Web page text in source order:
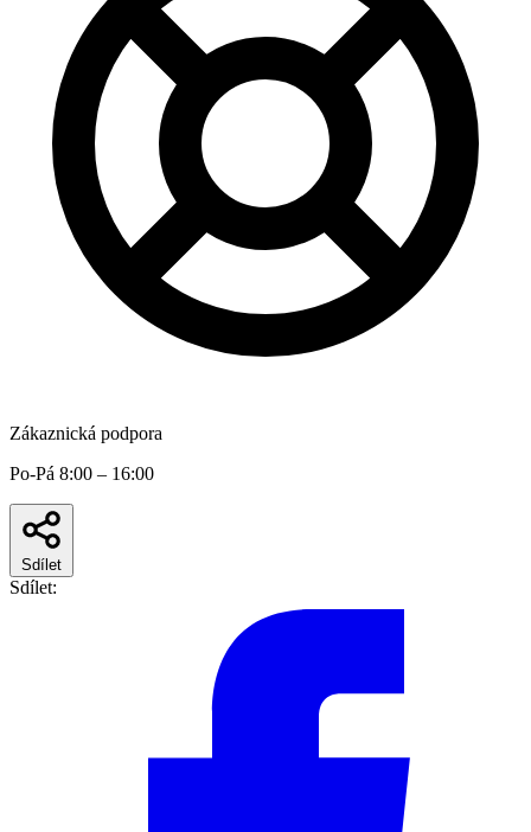
Zákaznická podpora
Po-Pá 8:00 – 16:00
Sdílet
Sdílet: